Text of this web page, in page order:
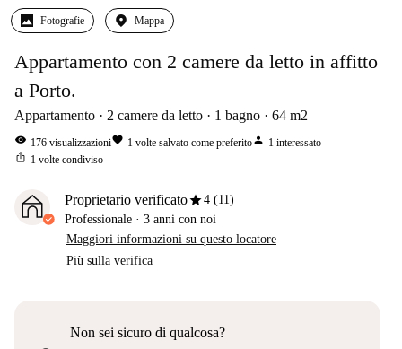
Fotografie Mappa
Appartamento con 2 camere da letto in affitto
a Porto.
Appartamento 2 camere da letto 1 bagno 64 m2
visibility 176 visualizzazionifavorite 1 volte salvato come preferitoperson 1 interessato
ios_share 1 volte condiviso
Proprietario verificatostar4 (11)
Professionale · 3 anni con noi
Maggiori informazioni su questo locatore
Più sulla verifica
Non sei sicuro di qualcosa?